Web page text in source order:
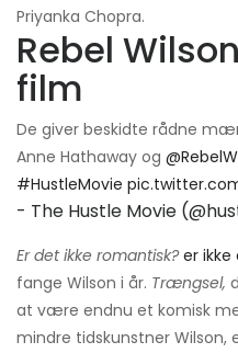
Priyanka Chopra.
Rebel
film
De giver beskidte rådne
Anne Hathaway og
#HustleMovie
- The Hustle Movie
Er det ikke romantisk? er
fange Wilson i år. Trængsel,
at være endnu et komisk
mindre tidskunstner